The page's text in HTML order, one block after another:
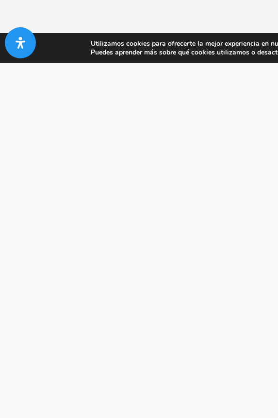
Utilizamos cookies para ofrecerte la mejor experiencia en
Puedes aprender más sobre qué cookies utilizamos o